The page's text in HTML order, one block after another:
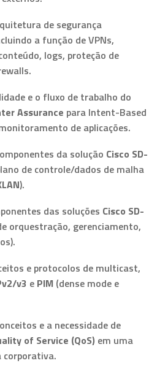
de segurança
a função de VPNs,
logs, proteção de
e o fluxo de trabalho do
Assurance para Intent-Based
de aplicações.
da solução Cisco SD-
de controle/dados de malha
).
das soluções Cisco SD-
orquestração, gerenciamento,
e protocolos de multicast,
v3 e PIM (dense mode e
e a necessidade de
of Service (QoS) em uma